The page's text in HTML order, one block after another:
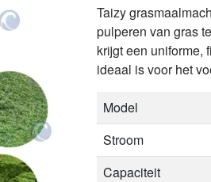
Taizy
pulperen van gras
krijgt een uniforme,
ideaal is voor het
Model
Stroom
Capaciteit